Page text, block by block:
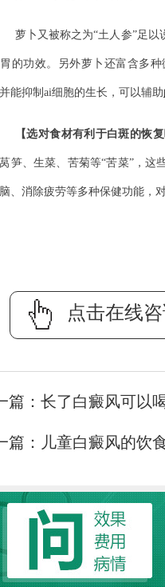
萝卜又被称之为“土人参”足
的功效。另外萝卜还富含多
能抑制ai细胞的生长，可以辅助
【选对食材有利于白斑的恢复
笋、生菜、苦菊等“苦菜”，这
、消除疲劳等多种保健功能，
点击在线
篇： 长了白癜风可以
篇： 儿童白癜风的饮